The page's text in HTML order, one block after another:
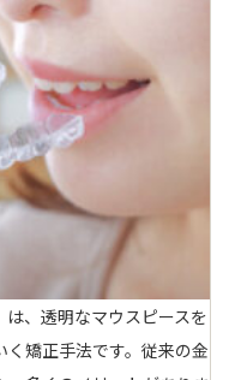
、透明なマウスピースを
矯正手法です。従来の金